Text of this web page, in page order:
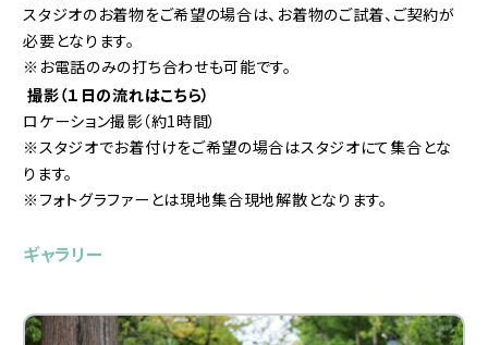
スタジオのお着物をご希望の場合は、お着物のご試着、ご契約が
必要となります。
※お電話のみの打ち合わせも可能です。
撮影（１日の流れはこちら）
ロケーション撮影（約1時間）
※スタジオでお着付けをご希望の場合はスタジオにて集合とな
ります。
※フォトグラファーとは現地集合現地解散となります。
ギャラリー